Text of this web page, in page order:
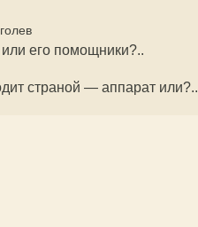
его помощники?..
страной — аппарат или?..